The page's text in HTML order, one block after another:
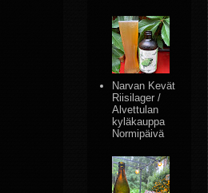
Narvan Kevät
Riisilager /
Alvettulan
kyläkauppa
Normipäivä